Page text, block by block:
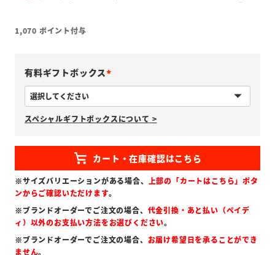
1,070 ポイント付与
有料ギフトボックス
必
須
)
スペシャルギフトボックスについて >
※サイズバリエーションがある場合、 上部の「カートはこちら」ボタ
ンからご確認いただけます。
※ブランドオーダーでご注文の場合、 代金引換・あと払い（ペイデ
ィ）以外のお支払い方法をお選びください。
※ブランドオーダーでご注文の場合、 お届け希望日を承ることができ
ません。